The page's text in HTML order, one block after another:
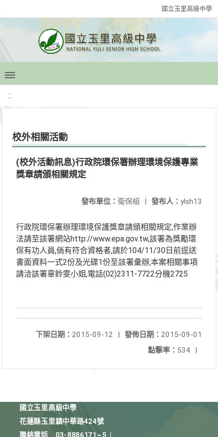
國立玉里高級中學
:::
校外相關活動
(校外活動訊息)行政院環保署辦理環境保護專業
獎章請頒相關規定
發布人： ylsh13
發布單位： 衛保組 |
行政院環保署辦理環境保護獎章請頒相關規定,作業辦
法請至該署網站http://www.epa.gov.tw,該署為獎勵環
保有功人員,倘有符合資格者,請於104/11/30日前逕送
書面資料一式2份及光碟1份至該署彙辦,本案相關事項
請洽該署辜鈴雯小姐,電話(02)2311-7722分機2725
發佈日期： 2015-09-01
下架日期： 2015-09-12
|
點擊率： 534 |
國立玉里高級中學
花蓮縣玉里鎮中華路424號
聯絡電話
03-8886171~5